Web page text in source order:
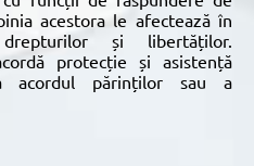
acestora le afectează în
și libertăților.
protecție și asistență
acordul părinților sau a